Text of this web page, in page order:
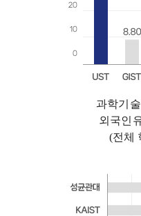
과학기
외국인
(전체